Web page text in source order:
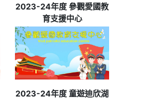
2023-24年度 參觀愛國教
育支援中心
2023-24年度 童遊迪欣湖